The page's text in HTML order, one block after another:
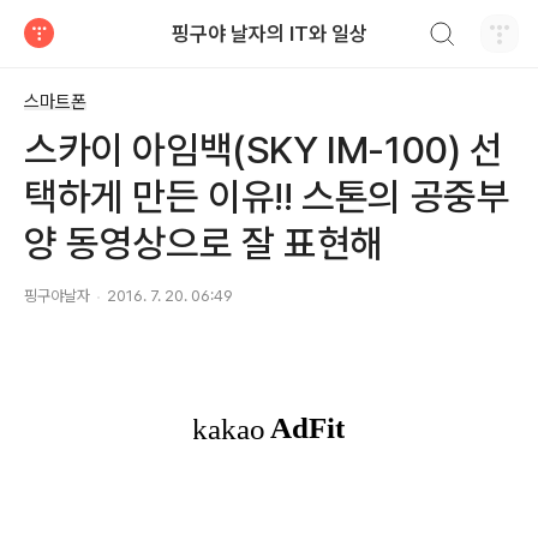
핑구야 날자의 IT와 일상
스마트폰
스카이 아임백(SKY IM-100) 선
택하게 만든 이유!! 스톤의 공중부
양 동영상으로 잘 표현해
핑구야날자 2016. 7. 20. 06:49